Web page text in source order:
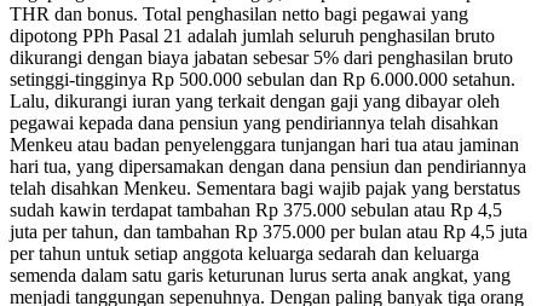
THR dan bonus. Total penghasilan netto bagi pegawai yang
dipotong PPh Pasal 21 adalah jumlah seluruh penghasilan bruto
dikurangi dengan biaya jabatan sebesar 5% dari penghasilan bruto
setinggi-tingginya Rp 500.000 sebulan dan Rp 6.000.000 setahun.
Lalu, dikurangi iuran yang terkait dengan gaji yang dibayar oleh
pegawai kepada dana pensiun yang pendiriannya telah disahkan
Menkeu atau badan penyelenggara tunjangan hari tua atau jaminan
hari tua, yang dipersamakan dengan dana pensiun dan pendiriannya
telah disahkan Menkeu. Sementara bagi wajib pajak yang berstatus
sudah kawin terdapat tambahan Rp 375.000 sebulan atau Rp 4,5
juta per tahun, dan tambahan Rp 375.000 per bulan atau Rp 4,5 juta
per tahun untuk setiap anggota keluarga sedarah dan keluarga
semenda dalam satu garis keturunan lurus serta anak angkat, yang
menjadi tanggungan sepenuhnya. Dengan paling banyak tiga orang